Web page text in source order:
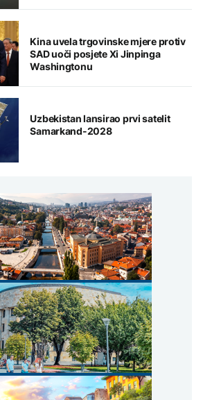
Kina uvela trgovinske mjere protiv
SAD uoči posjete Xi Jinpinga
Washingtonu
Uzbekistan lansirao prvi satelit
Samarkand-2028